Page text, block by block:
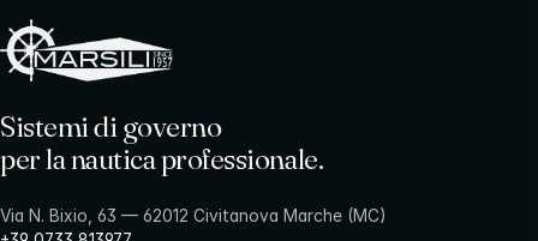
Sistemi di governo
per la nautica professionale.
Via N. Bixio, 63 — 62012 Civitanova Marche (MC)